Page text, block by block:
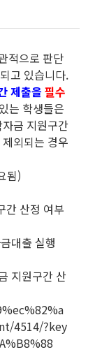
적으로 판단
고 있습니다.
제출을필수
는 학생들은
금 지원구간
외되는 경우
됨)
간 산정 여부
대출 실행
지원구간 산
4514/?key